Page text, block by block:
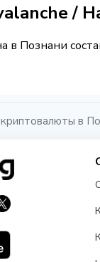
/
в Познани
в